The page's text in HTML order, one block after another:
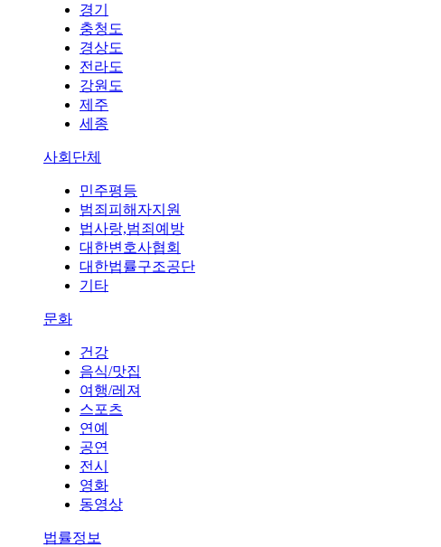
경기
충청도
경상도
전라도
강원도
제주
세종
사회단체
민주평등
범죄피해자지원
법사랑,범죄예방
대한변호사협회
대한법률구조공단
기타
문화
건강
음식/맛집
여행/레져
스포츠
연예
공연
전시
영화
동영상
법률정보